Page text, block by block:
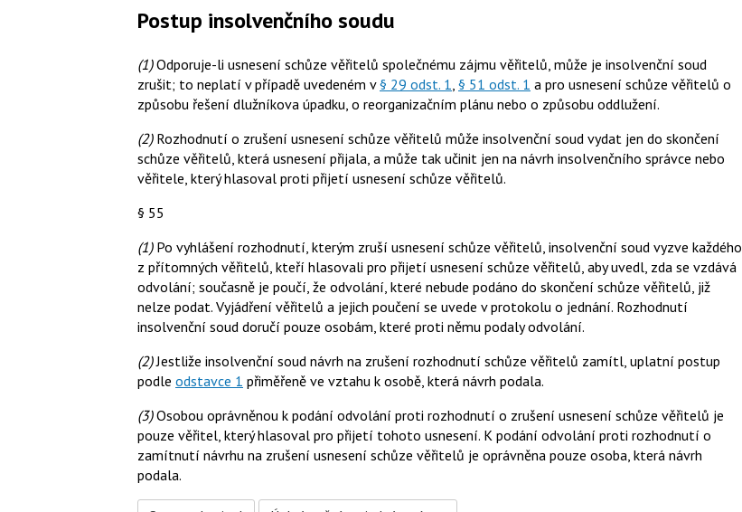
Postup insolvenčního soudu
(1)Odporuje-li usnesení schůze věřitelů společnému zájmu věřitelů, může je insolvenční soud
zrušit; to neplatí v případě uvedeném v§ 29 odst. 1, § 51 odst. 1 a pro usnesení schůze věřitelů o
způsobu řešení dlužníkova úpadku, o reorganizačním plánu nebo o způsobu oddlužení.
(2)Rozhodnutí o zrušení usnesení schůze věřitelů může insolvenční soud vydat jen do skončení
schůze věřitelů, která usnesení přijala, a může tak učinit jen na návrh insolvenčního správce nebo
věřitele, který hlasoval proti přijetí usnesení schůze věřitelů.
§ 55
(1)Po vyhlášení rozhodnutí, kterým zruší usnesení schůze věřitelů, insolvenční soud vyzve každého
z přítomných věřitelů, kteří hlasovali pro přijetí usnesení schůze věřitelů, aby uvedl, zda se vzdává
odvolání; současně je poučí, že odvolání, které nebude podáno do skončení schůze věřitelů, již
nelze podat. Vyjádření věřitelů a jejich poučení se uvede v protokolu o jednání. Rozhodnutí
insolvenční soud doručí pouze osobám, které proti němu podaly odvolání.
(2)Jestliže insolvenční soud návrh na zrušení rozhodnutí schůze věřitelů zamítl, uplatní postup
podle odstavce 1 přiměřeně ve vztahu k osobě, která návrh podala.
(3)Osobou oprávněnou k podání odvolání proti rozhodnutí o zrušení usnesení schůze věřitelů je
pouze věřitel, který hlasoval pro přijetí tohoto usnesení. K podání odvolání proti rozhodnutí o
zamítnutí návrhu na zrušení usnesení schůze věřitelů je oprávněna pouze osoba, která návrh
podala.